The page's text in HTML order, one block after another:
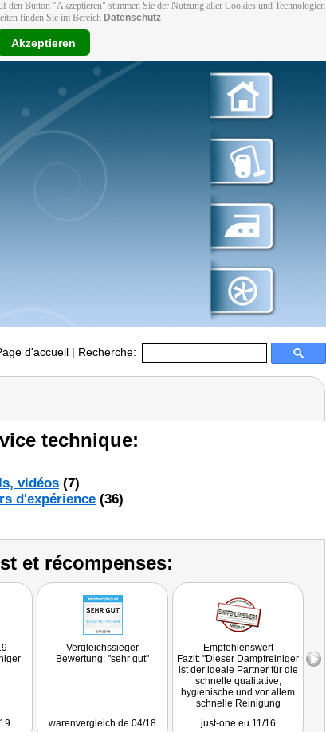
den Button "Akzeptieren" stimmen Sie der Nutzung aller Cookies und Technologien
finden Sie im Bereich Datenschutz
Akzeptieren
d'accueil | Recherche:
technique:
vidéos (7)
d'expérience (36)
et récompenses:
Vergleichssieger
Bewertung: "sehr gut"
warenvergleich.de 04/18
Empfehlenswert
Fazit: "Dieser Dampfreiniger
ist der ideale Partner für die
schnelle qualitative,
hygienische und vor allem
schnelle Reinigung
klare Kaufempfehlung."
just-one.eu 11/16